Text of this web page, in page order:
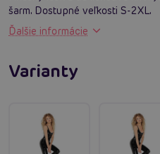
šarm. Dostupné veľkosti S-2XL.
Ďalšie informácie
Varianty